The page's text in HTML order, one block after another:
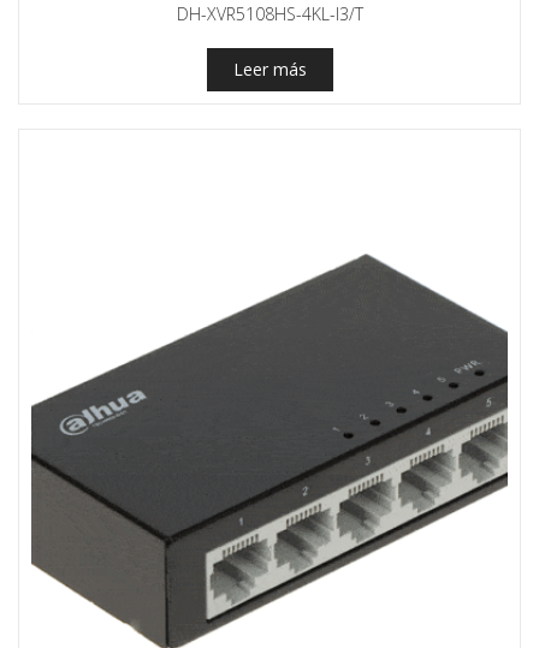
DH-XVR5108HS-4KL-I3/T
Leer más